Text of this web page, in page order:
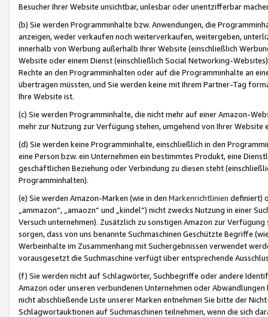
Besucher Ihrer Website unsichtbar, unlesbar oder unentzifferbar
(b) Sie werden Programminhalte bzw. Anwendungen, die
anzeigen, weder verkaufen noch weiterverkaufen, weitergeben,
innerhalb von Werbung außerhalb Ihrer Website (einschließlich
Website oder einem Dienst (einschließlich Social Networking-
Rechte an den Programminhalten oder auf die Programminhalte an
übertragen müssten, und Sie werden keine mit Ihrem Partner-Tag
Ihre Website ist.
(c) Sie werden Programminhalte, die nicht mehr auf einer Amazon-
mehr zur Nutzung zur Verfügung stehen, umgehend von Ihrer
(d) Sie werden keine Programminhalte, einschließlich in den
eine Person bzw. ein Unternehmen ein bestimmtes Produkt, eine
geschäftlichen Beziehung oder Verbindung zu diesen steht
Programminhalten).
(e) Sie werden Amazon-Marken (wie in den Markenrichtlinien definiert)
„ammazon“, „amaozn“ und „kindel“) nicht zwecks Nutzung in einer
Versuch unternehmen). Zusätzlich zu sonstigen Amazon zur
sorgen, dass von uns benannte Suchmaschinen Geschützte Begriffe
Werbeinhalte im Zusammenhang mit Suchergebnissen verwendet
vorausgesetzt die Suchmaschine verfügt über entsprechende
(f) Sie werden nicht auf Schlagwörter, Suchbegriffe oder andere
Amazon oder unseren verbundenen Unternehmen oder
nicht abschließende Liste unserer Marken entnehmen Sie bitte der
Schlagwortauktionen auf Suchmaschinen teilnehmen, wenn die sich